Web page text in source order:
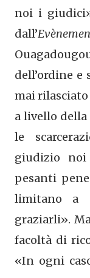
noi i
dall’
dell’ordine e
mai
a livello
le
giudizio
pesanti
limitano a
graziarli».
facoltà di
«In ogni